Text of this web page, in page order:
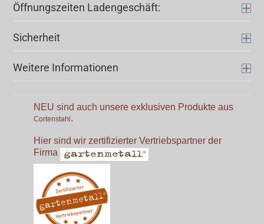
Öffnungszeiten Ladengeschäft:
Sicherheit
Weitere Informationen
NEU sind auch unsere exklusiven Produkte aus
Cortenstahl.
Hier sind wir zertifizierter Vertriebspartner der
Firma